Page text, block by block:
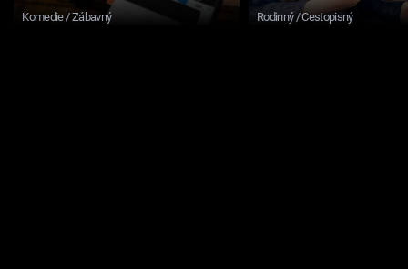
Komedie / Zábavný Rodinný / Cestopisný